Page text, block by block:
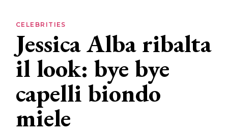
Lifestyle
News
News
CELEBRITIES
Jessica Alba ribalta
il look: bye bye
capelli biondo
miele